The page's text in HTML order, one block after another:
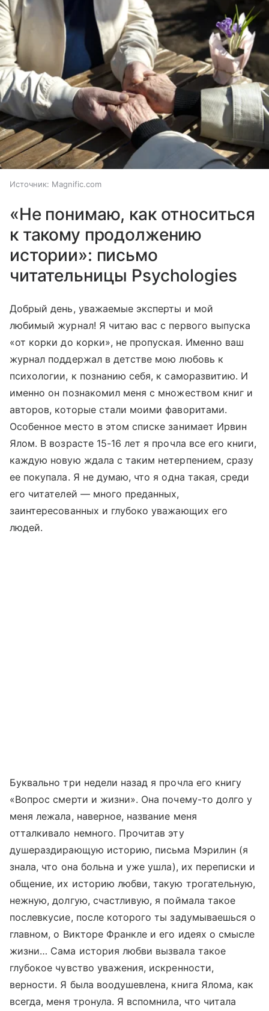
Источник: Magnific.com
«Не понимаю, как относиться
к такому продолжению
истории»: письмо
читательницы Psychologies
Добрый день, уважаемые эксперты и мой
любимый журнал! Я читаю вас с первого выпуска
«от корки до корки», не пропуская. Именно ваш
журнал поддержал в детстве мою любовь к
психологии, к познанию себя, к саморазвитию. И
именно он познакомил меня с множеством книг и
авторов, которые стали моими фаворитами.
Особенное место в этом списке занимает Ирвин
Ялом. В возрасте 15-16 лет я прочла все его книги,
каждую новую ждала с таким нетерпением, сразу
ее покупала. Я не думаю, что я одна такая, среди
его читателей — много преданных,
заинтересованных и глубоко уважающих его
людей.
Буквально три недели назад я прочла его книгу
«Вопрос смерти и жизни». Она почему-то долго у
меня лежала, наверное, название меня
отталкивало немного. Прочитав эту
душераздирающую историю, письма Мэрилин (я
знала, что она больна и уже ушла), их переписки и
общение, их историю любви, такую трогательную,
нежную, долгую, счастливую, я поймала такое
послевкусие, после которого ты задумываешься о
главном, о Викторе Франкле и его идеях о смысле
жизни… Сама история любви вызвала такое
глубокое чувство уважения, искренности,
верности. Я была воодушевлена, книга Ялома, как
всегда, меня тронула. Я вспомнила, что читала